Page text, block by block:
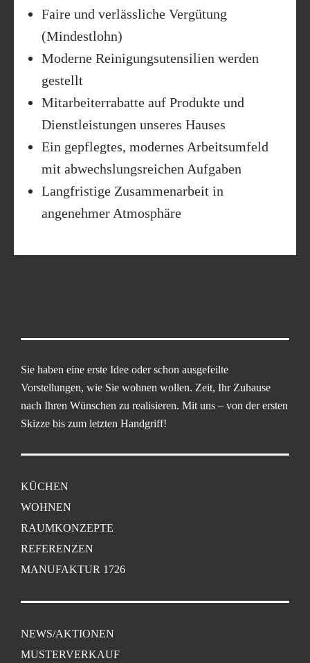
Faire und verlässliche Vergütung
(Mindestlohn)
Moderne Reinigungsutensilien werden
gestellt
Mitarbeiterrabatte auf Produkte und
Dienstleistungen unseres Hauses
Ein gepflegtes, modernes Arbeitsumfeld
mit abwechslungsreichen Aufgaben
Langfristige Zusammenarbeit in
angenehmer Atmosphäre
Sie haben eine erste Idee oder schon ausgefeilte
Vorstellungen, wie Sie wohnen wollen. Zeit, Ihr Zuhause
nach Ihren Wünschen zu realisieren. Mit uns – von der ersten
Skizze bis zum letzten Handgriff!
KÜCHEN
WOHNEN
RAUMKONZEPTE
REFERENZEN
MANUFAKTUR 1726
NEWS/AKTIONEN
MUSTERVERKAUF